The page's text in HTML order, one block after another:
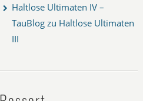
Haltlose Ultimaten IV –
TauBlog zu Haltlose Ultimaten
III